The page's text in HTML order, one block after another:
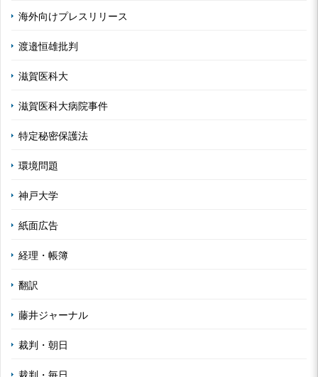
海外向けプレスリリース
渡邉恒雄批判
滋賀医科大
滋賀医科大病院事件
特定秘密保護法
環境問題
神戸大学
紙面広告
経理・帳簿
翻訳
藤井ジャーナル
裁判・朝日